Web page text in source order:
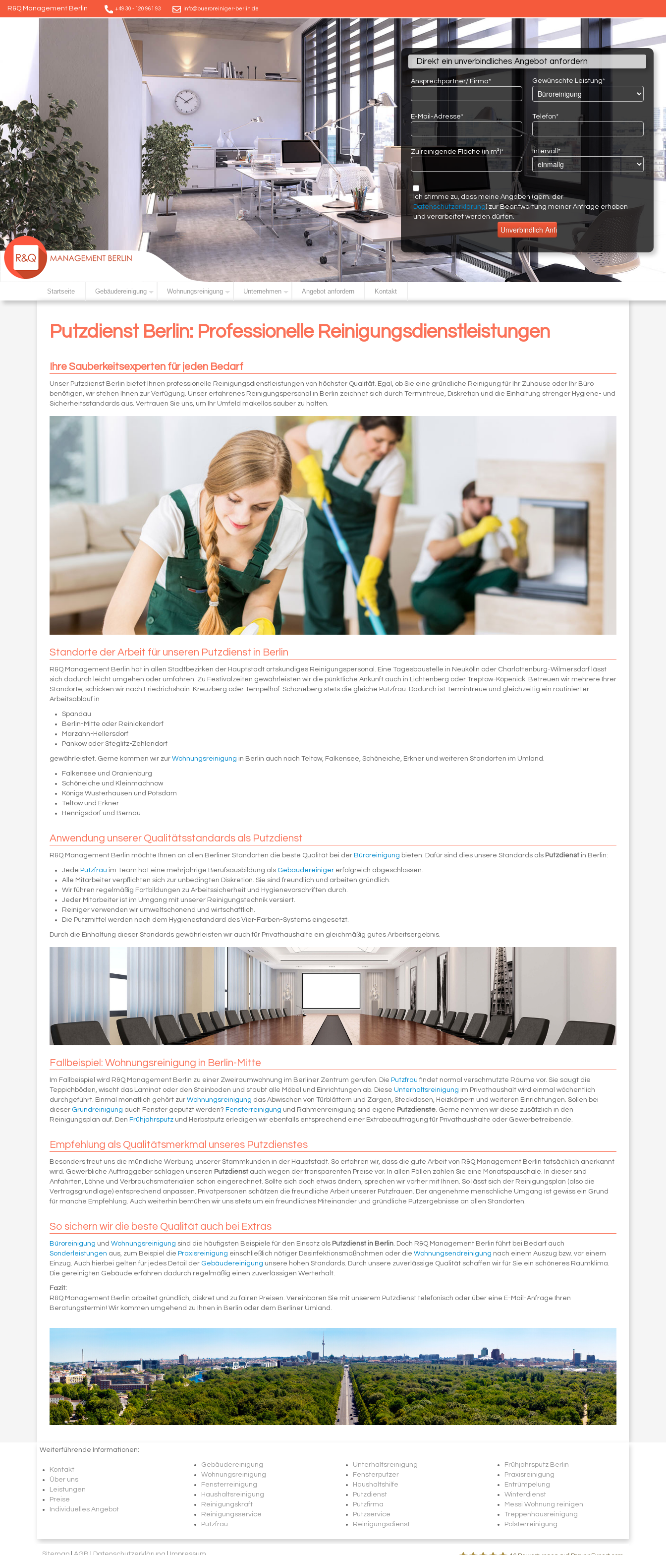
R&Q Management Berlin +49 30 - 120 961 93 info@bueroreiniger-berlin.de
Direkt ein unverbindliches Angebot anfordern
Ansprechpartner/ Firma* Gewünschte Leistung*
E-Mail-Adresse* Telefon*
Zu reinigende Fläche (in m²)* Intervall*
Ich stimme zu, dass meine Angaben (gem. der
Datenschutzerklärung) zur Beantwortung meiner Anfrage erhoben
und verarbeitet werden dürfen.
Startseite Gebäudereinigung Wohnungsreinigung Unternehmen Angebot anfordern Kontakt
Putzdienst Berlin: Professionelle Reinigungsdienstleistungen
Ihre Sauberkeitsexperten für jeden Bedarf
Unser Putzdienst Berlin bietet Ihnen professionelle Reinigungsdienstleistungen von höchster Qualität. Egal, ob Sie eine gründliche Reinigung für Ihr Zuhause oder Ihr Büro
benötigen, wir stehen Ihnen zur Verfügung. Unser erfahrenes Reinigungspersonal in Berlin zeichnet sich durch Termintreue, Diskretion und die Einhaltung strenger Hygiene- und
Sicherheitsstandards aus. Vertrauen Sie uns, um Ihr Umfeld makellos sauber zu halten.
Standorte der Arbeit für unseren Putzdienst in Berlin
R&Q Management Berlin hat in allen Stadtbezirken der Hauptstadt ortskundiges Reinigungspersonal. Eine Tagesbaustelle in Neukölln oder Charlottenburg-Wilmersdorf lässt
sich dadurch leicht umgehen oder umfahren. Zu Festivalzeiten gewährleisten wir die pünktliche Ankunft auch in Lichtenberg oder Treptow-Köpenick. Betreuen wir mehrere Ihrer
Standorte, schicken wir nach Friedrichshain-Kreuzberg oder Tempelhof-Schöneberg stets die gleiche Putzfrau. Dadurch ist Termintreue und gleichzeitig ein routinierter
Arbeitsablauf in
Spandau
Berlin-Mitte oder Reinickendorf
Marzahn-Hellersdorf
Pankow oder Steglitz-Zehlendorf
gewährleistet. Gerne kommen wir zur Wohnungsreinigung in Berlin auch nach Teltow, Falkensee, Schöneiche, Erkner und weiteren Standorten im Umland.
Falkensee und Oranienburg
Schöneiche und Kleinmachnow
Königs Wusterhausen und Potsdam
Teltow und Erkner
Hennigsdorf und Bernau
Anwendung unserer Qualitätsstandards als Putzdienst
R&Q Management Berlin möchte Ihnen an allen Berliner Standorten die beste Qualität bei der Büroreinigung bieten. Dafür sind dies unsere Standards als Putzdienst in Berlin:
Jede Putzfrau im Team hat eine mehrjährige Berufsausbildung als Gebäudereiniger erfolgreich abgeschlossen.
Alle Mitarbeiter verpflichten sich zur unbedingten Diskretion. Sie sind freundlich und arbeiten gründlich.
Wir führen regelmäßig Fortbildungen zu Arbeitssicherheit und Hygienevorschriften durch.
Jeder Mitarbeiter ist im Umgang mit unserer Reinigungstechnik versiert.
Reiniger verwenden wir umweltschonend und wirtschaftlich.
Die Putzmittel werden nach dem Hygienestandard des Vier-Farben-Systems eingesetzt.
Durch die Einhaltung dieser Standards gewährleisten wir auch für Privathaushalte ein gleichmäßig gutes Arbeitsergebnis.
Fallbeispiel: Wohnungsreinigung in Berlin-Mitte
Im Fallbeispiel wird R&Q Management Berlin zu einer Zweiraumwohnung im Berliner Zentrum gerufen. Die Putzfrau findet normal verschmutzte Räume vor. Sie saugt die
Teppichböden, wischt das Laminat oder den Steinboden und staubt alle Möbel und Einrichtungen ab. Diese Unterhaltsreinigung im Privathaushalt wird einmal wöchentlich
durchgeführt. Einmal monatlich gehört zur Wohnungsreinigung das Abwischen von Türblättern und Zargen, Steckdosen, Heizkörpern und weiteren Einrichtungen. Sollen bei
dieser Grundreinigung auch Fenster geputzt werden? Fensterreinigung und Rahmenreinigung sind eigene Putzdienste . Gerne nehmen wir diese zusätzlich in den
Reinigungsplan auf. Den Frühjahrsputz und Herbstputz erledigen wir ebenfalls entsprechend einer Extrabeauftragung für Privathaushalte oder Gewerbetreibende.
Empfehlung als Qualitätsmerkmal unseres Putzdienstes
Besonders freut uns die mündliche Werbung unserer Stammkunden in der Hauptstadt. So erfahren wir, dass die gute Arbeit von R&Q Management Berlin tatsächlich anerkannt
wird. Gewerbliche Auftraggeber schlagen unseren Putzdienst auch wegen der transparenten Preise vor. In allen Fällen zahlen Sie eine Monatspauschale. In dieser sind
Anfahrten, Löhne und Verbrauchsmaterialien schon eingerechnet. Sollte sich doch etwas ändern, sprechen wir vorher mit Ihnen. So lässt sich der Reinigungsplan (also die
Vertragsgrundlage) entsprechend anpassen. Privatpersonen schätzen die freundliche Arbeit unserer Putzfrauen. Der angenehme menschliche Umgang ist gewiss ein Grund
für manche Empfehlung. Auch weiterhin bemühen wir uns stets um ein freundliches Miteinander und gründliche Putzergebnisse an allen Standorten.
So sichern wir die beste Qualität auch bei Extras
Büroreinigung und Wohnungsreinigung sind die häufigsten Beispiele für den Einsatz als Putzdienst in Berlin . Doch R&Q Management Berlin führt bei Bedarf auch
Sonderleistungen aus, zum Beispiel die Praxisreinigung einschließlich nötiger Desinfektionsmaßnahmen oder die Wohnungsendreinigung nach einem Auszug bzw. vor einem
Einzug. Auch hierbei gelten für jedes Detail der Gebäudereinigung unsere hohen Standards. Durch unsere zuverlässige Qualität schaffen wir für Sie ein schöneres Raumklima.
Die gereinigten Gebäude erfahren dadurch regelmäßig einen zuverlässigen Werterhalt.
Fazit:
R&Q Management Berlin arbeitet gründlich, diskret und zu fairen Preisen. Vereinbaren Sie mit unserem Putzdienst telefonisch oder über eine E-Mail-Anfrage Ihren
Beratungstermin! Wir kommen umgehend zu Ihnen in Berlin oder dem Berliner Umland.
Weiterführende Informationen:
Kontakt
Über uns
Leistungen
Preise
Individuelles Angebot
Gebäudereinigung
Wohnungsreinigung
Fensterreinigung
Haushaltsreinigung
Reinigungskraft
Reinigungsservice
Putzfrau
Unterhaltsreinigung
Fensterputzer
Haushaltshilfe
Putzdienst
Putzfirma
Putzservice
Reinigungsdienst
Frühjahrsputz Berlin
Praxisreinigung
Entrümpelung
Winterdienst
Messi Wohnung reinigen
Treppenhausreinigung
Polsterreinigung